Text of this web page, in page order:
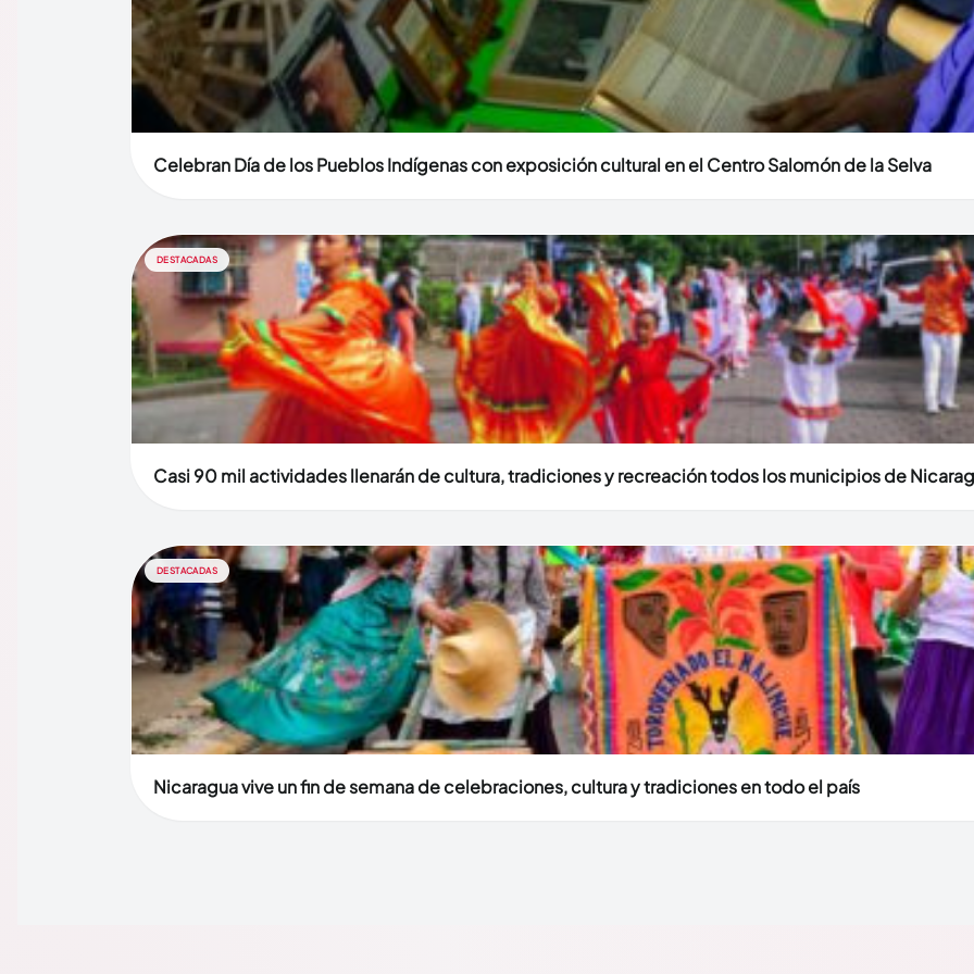
Celebran Día de los Pueblos Indígenas con exposición cultural en el Centro Salomón de la Selva
DESTACADAS
Casi 90 mil actividades llenarán de cultura, tradiciones y recreación todos los municipios de
DESTACADAS
Nicaragua vive un fin de semana de celebraciones, cultura y tradiciones en todo el país